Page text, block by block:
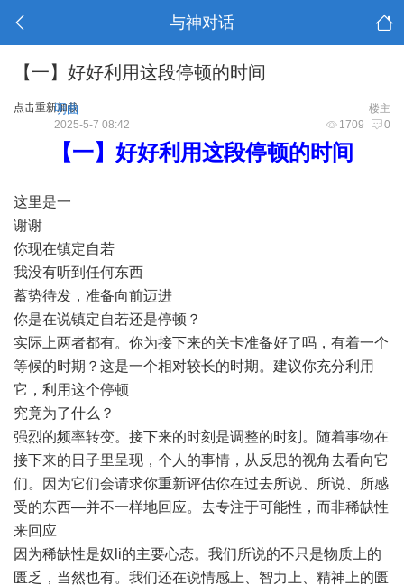
与神对话
【一】好好利用这段停顿的时间
点击重新加载 楼主
明曲
1709 0
2025-5-7 08:42
【一】好好利用这段停顿的时间
这里是一
谢谢
你现在镇定自若
我没有听到任何东西
蓄势待发，准备向前迈进
你是在说镇定自若还是停顿？
实际上两者都有。你为接下来的关卡准备好了吗，有着一个
等候的时期？这是一个相对较长的时期。建议你充分利用
它，利用这个停顿
究竟为了什么？
强烈的频率转变。接下来的时刻是调整的时刻。随着事物在
接下来的日子里呈现，个人的事情，从反思的视角去看向它
们。因为它们会请求你重新评估你在过去所说、所说、所感
受的东西—并不一样地回应。去专注于可能性，而非稀缺性
来回应
因为稀缺性是奴li的主要心态。我们所说的不只是物质上的
匮乏，当然也有。我们还在说情感上、智力上、精神上的匮